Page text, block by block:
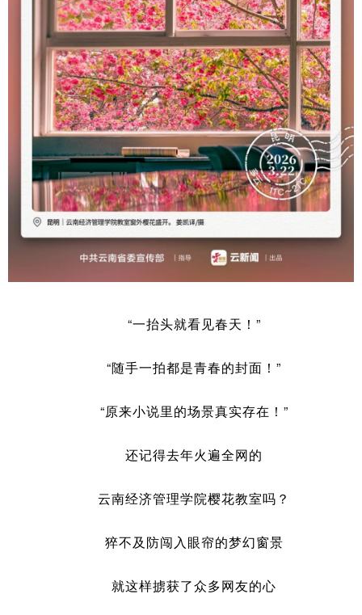
“一抬头就看见春天！”
“随手一拍都是青春的封面！”
“原来小说里的场景真实存在！”
还记得去年火遍全网的
云南经济管理学院樱花教室吗？
猝不及防闯入眼帘的梦幻窗景
就这样掳获了众多网友的心